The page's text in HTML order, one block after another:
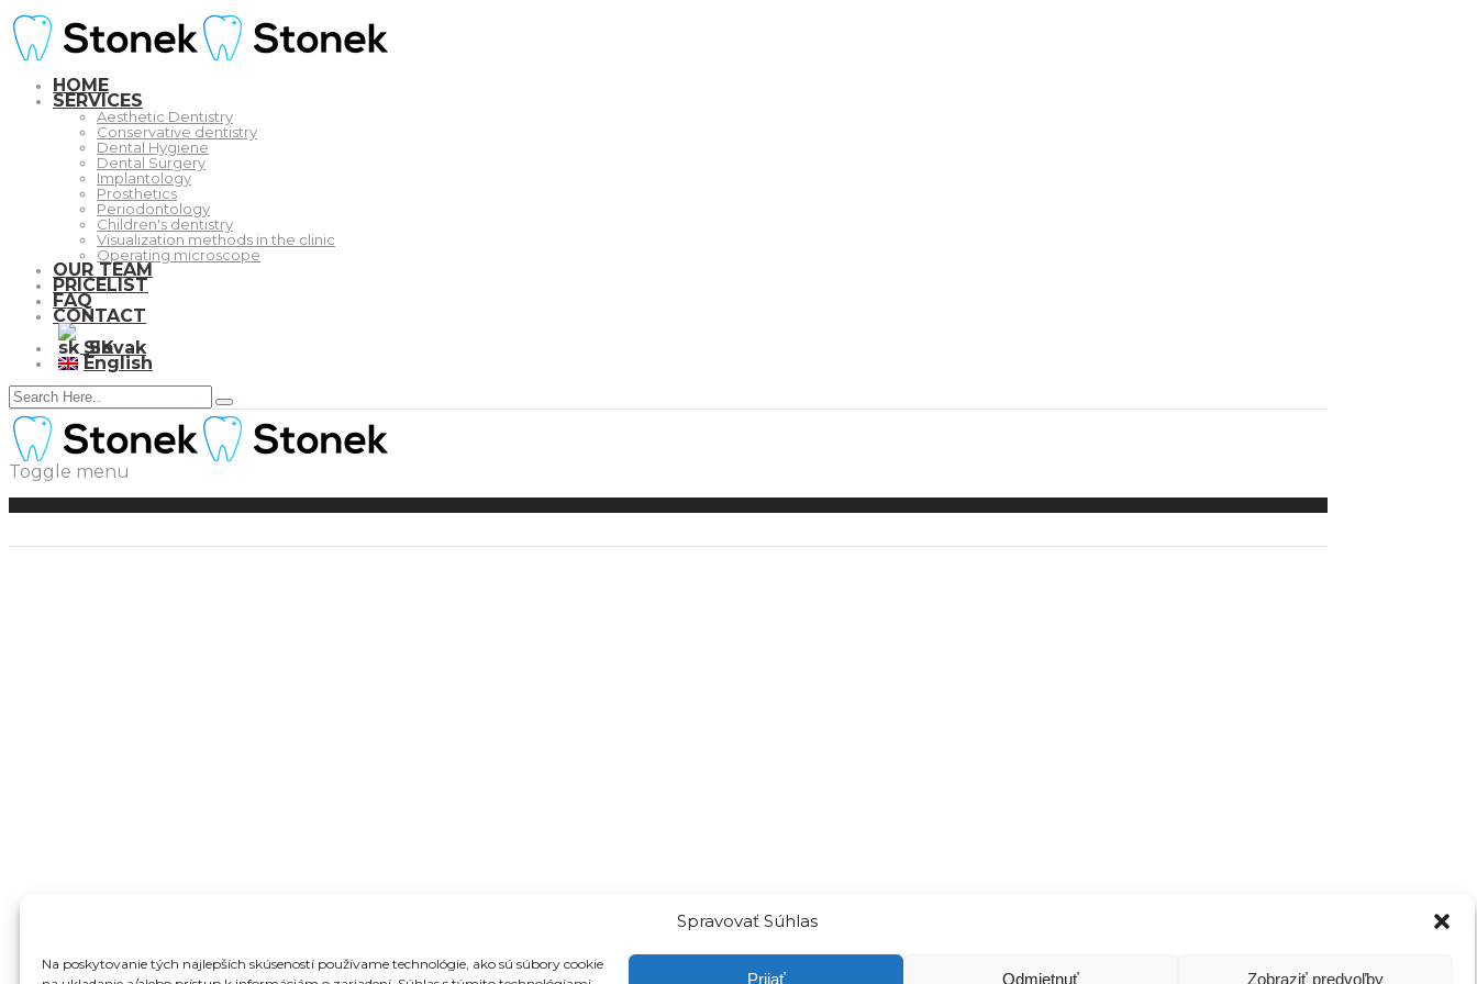
Spravovať Súhlas
Na poskytovanie tých najlepších skúseností používame technológie, ako sú súbory cookie
Prijať Odmietnuť Zobraziť predvoľby
HOME
SERVICES
Aesthetic Dentistry
Conservative dentistry
Dental Hygiene
Dental Surgery
Implantology
Prosthetics
Periodontology
Children's dentistry
Visualization methods in the clinic
Operating microscope
OUR TEAM
PRICELIST
FAQ
CONTACT
Slovak
English
Toggle menu